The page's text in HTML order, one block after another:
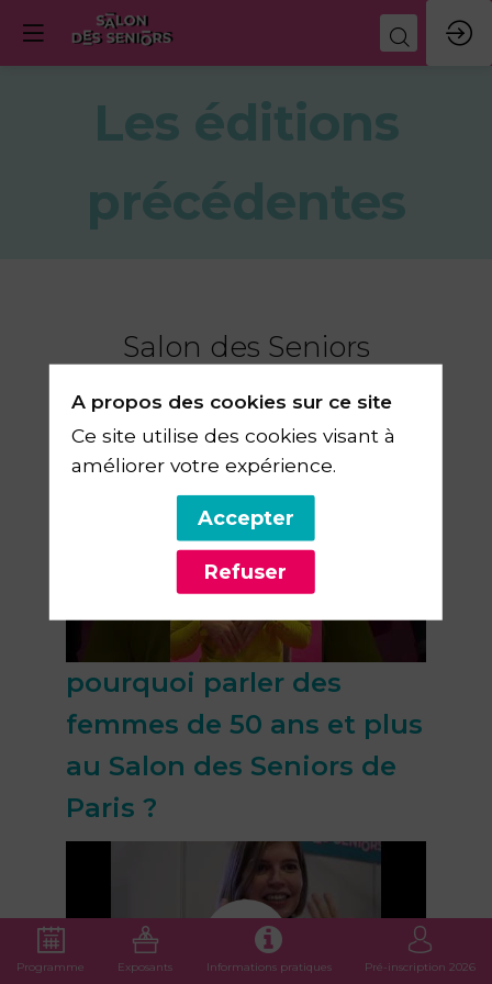
Les éditions
précédentes
Salon des Seniors
Édition 2026
pourquoi parler des
femmes de 50 ans et plus
au Salon des Seniors de
Paris ?
Programme Exposants Informations pratiques Pré-inscription 2026
A propos des cookies sur ce site
Ce site utilise des cookies visant à
améliorer votre expérience.
Accepter
Refuser